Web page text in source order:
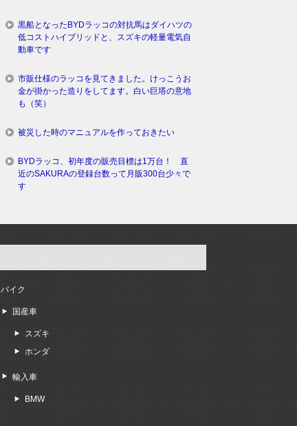
黒船となったBYDラッコの対抗馬はダイハツの
低コストハイブリッドと、スズキの軽量電気自
動車です
市販仕様のラッコを見てきました。けっこうお
金が掛かった造りをしてます。白い巨塔の意地
も（笑）
被災した時のマニュアルを作っておきたい
BYDラッコ、初年度の販売目標は1万台！ 直
近のSAKURAの登録台数って月販300台少々で
す
バイク
国産車
スズキ
ホンダ
輸入車
BMW